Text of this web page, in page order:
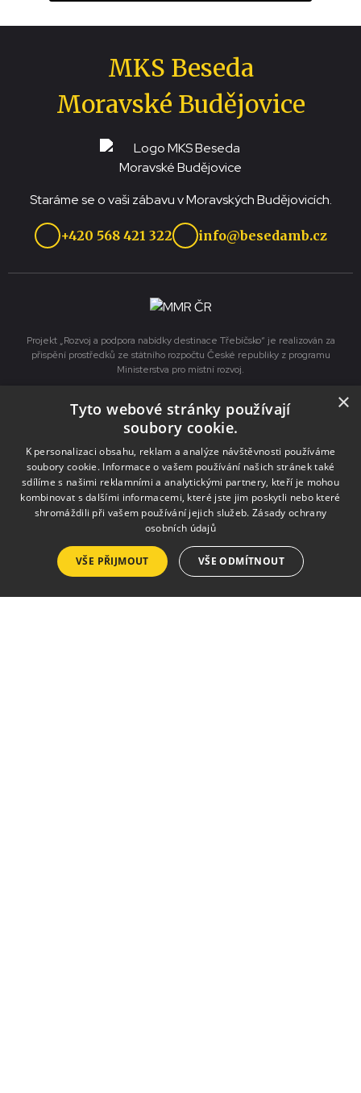
MKS Beseda
Moravské Budějovice
Staráme se o vaši zábavu v Moravských Budějovicích.
+420 568 421 322 info@besedamb.cz
Projekt „Rozvoj a podpora nabídky destinace Třebíčsko“ je realizován za
přispění prostředků ze státního rozpočtu České republiky z programu
Ministerstva pro místní rozvoj.
Služby
Pronájmy
Výlep plakátů
Tisk a kopírování
Půjčovna krojů a kostýmů
Zpravodaj
Seznam vydání
×
Tyto webové stránky používají
soubory cookie.
K personalizaci obsahu, reklam a analýze návštěvnosti používáme
soubory cookie. Informace o vašem používání našich stránek také
sdílíme s našimi reklamními a analytickými partnery, kteří je mohou
kombinovat s dalšími informacemi, které jste jim poskytli nebo které
shromáždili při vašem používání jejich služeb. Zásady ochrany
osobních údajů
VŠE PŘIJMOUT VŠE ODMÍTNOUT